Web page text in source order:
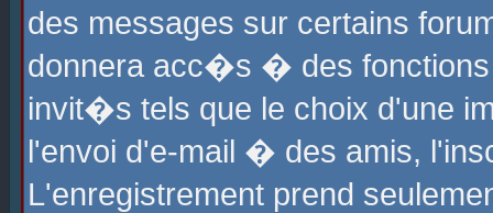
des messages sur certains
donnera acc�s � des fonctions
invit�s tels que le choix d'une
l'envoi d'e-mail � des amis,
L'enregistrement prend